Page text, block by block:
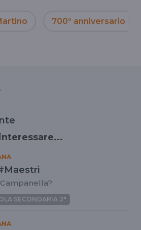
700° anniversario
SECONDARIA 2°